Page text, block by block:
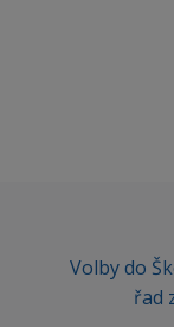
Volby do
řad